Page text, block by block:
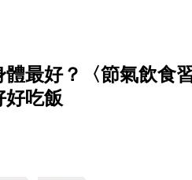
最好？〈節氣飲食
好吃飯